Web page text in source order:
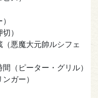
）
（悪魔大元帥ルシフェ
間（ピーター・グリル）
ガー）